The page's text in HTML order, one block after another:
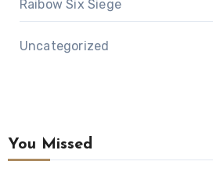
Raibow Six Siege
Uncategorized
You Missed